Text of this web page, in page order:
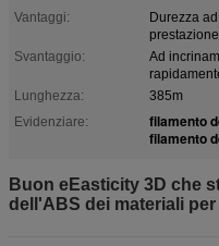
Vantaggi:
Durezza
prestazione
Svantaggio:
Ad
Lunghezza:
385m
Evidenziare:
filamento
filamento
Buon eEasticity 3D che
dell'ABS dei materiali